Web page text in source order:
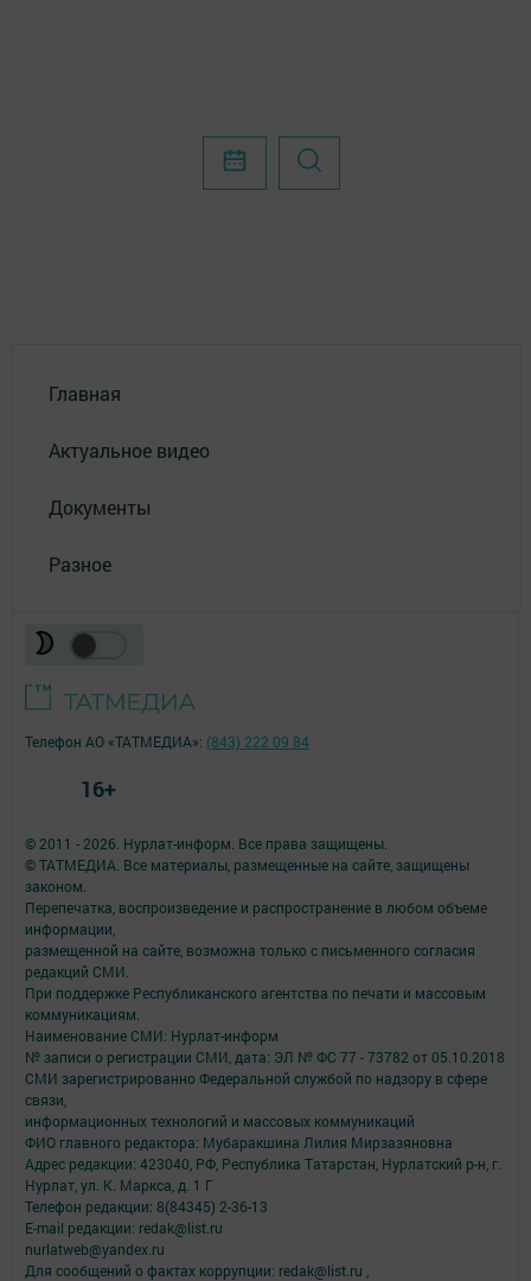
Главная
Актуальное видео
Документы
Разное
© 2011 - 2026. Нурлат-⁠информ. Все права защищены.
© ТАТМЕДИА. Все материалы, размещенные на сайте, защищены
законом.
Перепечатка, воспроизведение и распространение в любом объеме
информации,
размещенной на сайте, возможна только с письменного согласия
редакций СМИ.
При поддержке Республиканского агентства по печати и массовым
коммуникациям.
Наименование СМИ: Нурлат-⁠информ
№ записи о регистрации СМИ, дата: ЭЛ № ФС 77 -⁠ 73782 от 05.10.2018
СМИ зарегистрированно Федеральной службой по надзору в сфере
связи,
информационных технологий и массовых коммуникаций
ФИО главного редактора: Мубаракшина Лилия Мирзазяновна
Адрес редакции: 423040, РФ, Республика Татарстан, Нурлатский р-н, г.
Нурлат, ул. К. Маркса, д. 1 Г
Телефон редакции: 8(84345) 2-36-13
E-mail редакции: redak@list.ru
nurlatweb@yandex.ru
Для сообщений о фактах коррупции: redak@list.ru ,
Телефон АО «ТАТМЕДИА»: (843) 222 09 84
16+